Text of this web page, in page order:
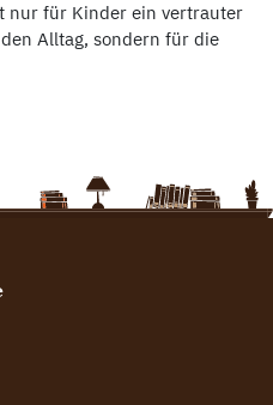
nur für Kinder ein vertrauter
Alltag, sondern für die